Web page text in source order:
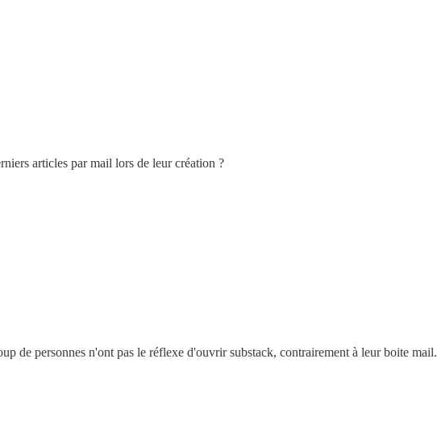
articles par mail lors de leur création ?
de personnes n'ont pas le réflexe d'ouvrir substack, contrairement à leur boite mail.